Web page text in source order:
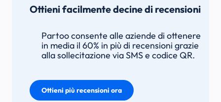
Ottieni facilmente decine di recensioni
Partoo consente alle aziende di ottenere
in media il 60% in più di recensioni grazie
alla sollecitazione via SMS e codice QR.
Ottieni più recensioni ora